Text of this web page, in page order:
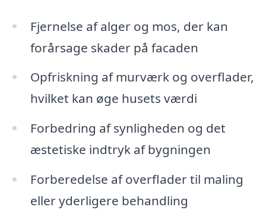
Fjernelse af alger og mos, der kan
forårsage skader på facaden
Opfriskning af murværk og overflader,
hvilket kan øge husets værdi
Forbedring af synligheden og det
æstetiske indtryk af bygningen
Forberedelse af overflader til maling
eller yderligere behandling